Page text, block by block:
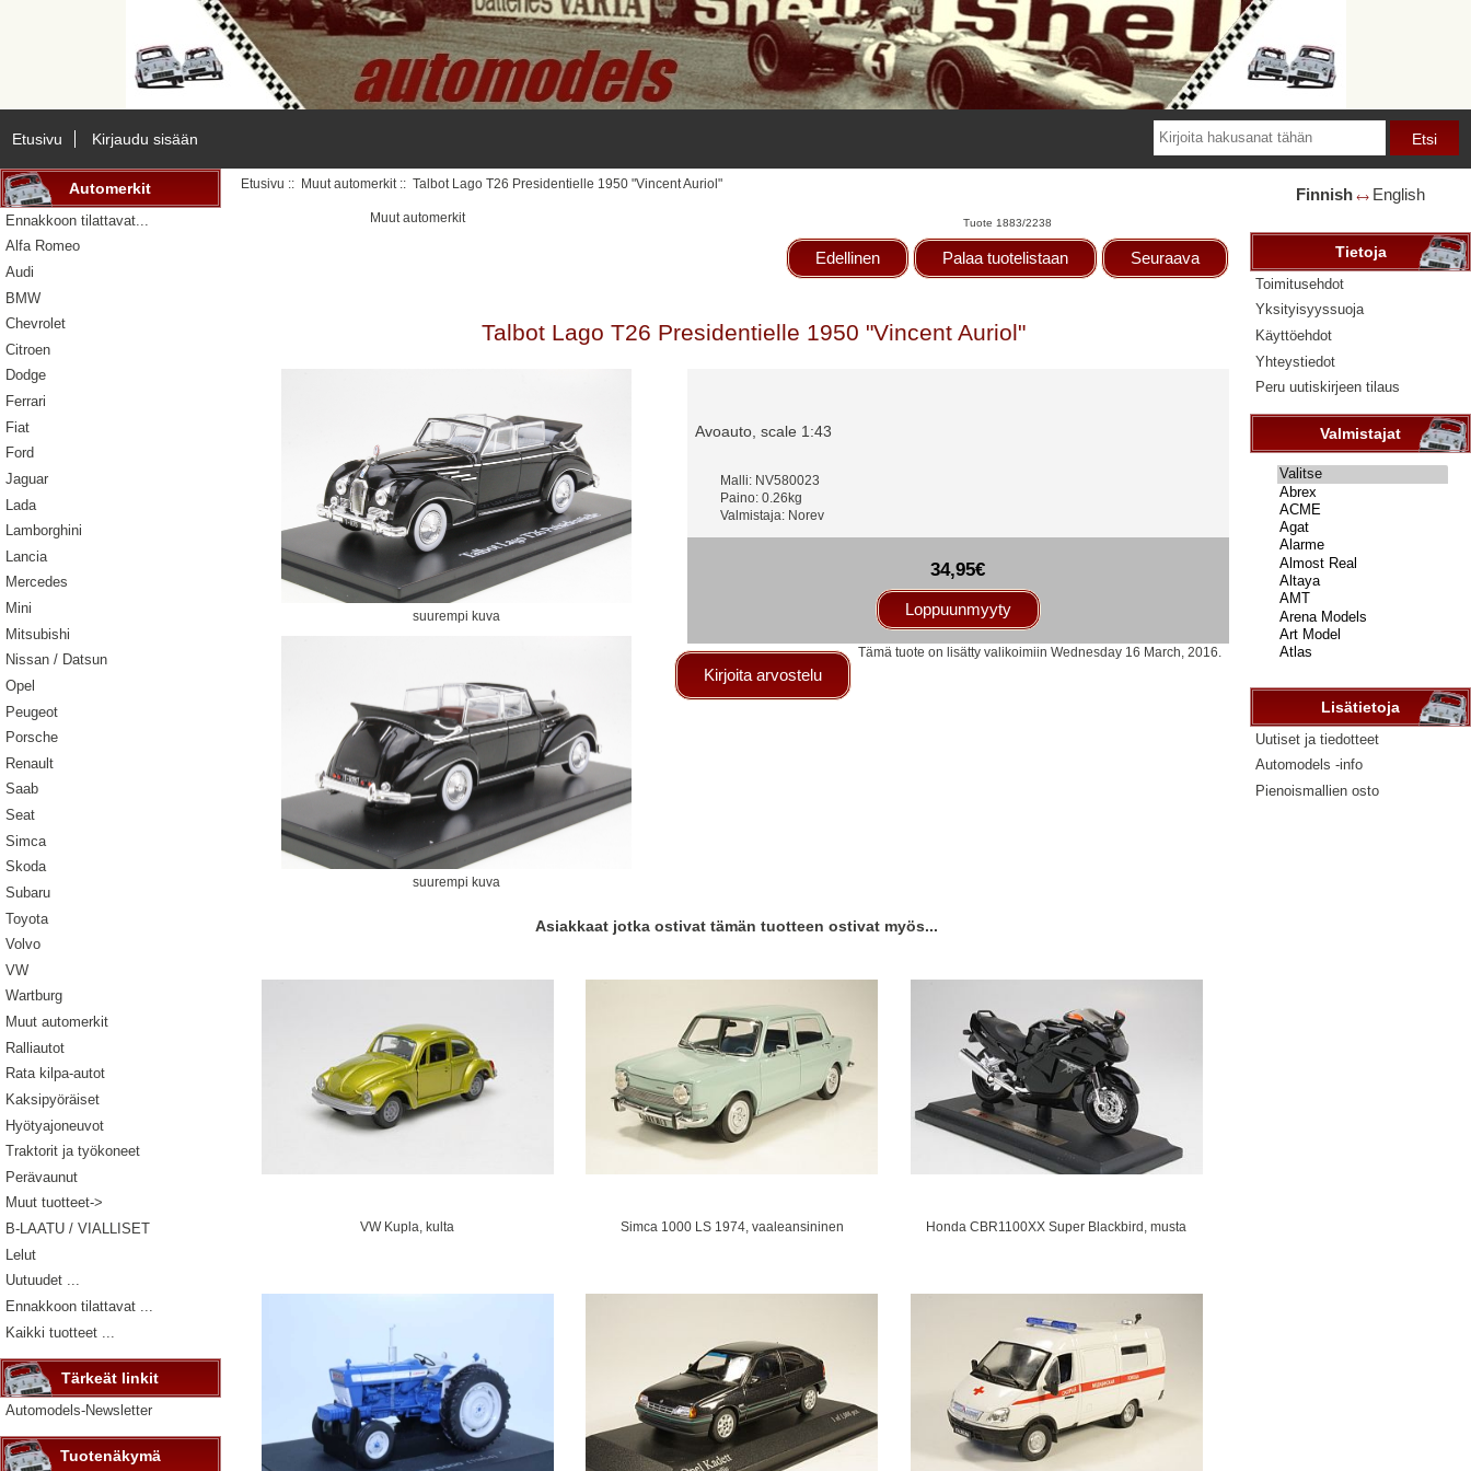
Etusivu Kirjaudu sisään
Automerkit
Ennakkoon tilattavat...
Alfa Romeo
Audi
BMW
Chevrolet
Citroen
Dodge
Ferrari
Fiat
Ford
Jaguar
Lada
Lamborghini
Lancia
Mercedes
Mini
Mitsubishi
Nissan / Datsun
Opel
Peugeot
Porsche
Renault
Saab
Seat
Simca
Skoda
Subaru
Toyota
Volvo
VW
Wartburg
Muut automerkit
Ralliautot
Rata kilpa-autot
Kaksipyöräiset
Hyötyajoneuvot
Traktorit ja työkoneet
Perävaunut
Muut tuotteet->
B-LAATU / VIALLISET
Lelut
Uutuudet ...
Ennakkoon tilattavat ...
Kaikki tuotteet ...
Tärkeät linkit
Automodels-Newsletter
Tuotenäkymä
Etusivu :: Muut automerkit :: Talbot Lago T26 Presidentielle 1950 "Vincent Auriol"
Muut automerkit Tuote 1883/2238
Edellinen Palaa tuotelistaan Seuraava
Talbot Lago T26 Presidentielle 1950 "Vincent Auriol"
suurempi kuva
suurempi kuva
Avoauto, scale 1:43
Malli: NV580023
Paino: 0.26kg
Valmistaja: Norev
34,95€
Loppuunmyyty
Kirjoita arvostelu
Tämä tuote on lisätty valikoimiin Wednesday 16 March, 2016.
Asiakkaat jotka ostivat tämän tuotteen ostivat myös...
VW Kupla, kulta Simca 1000 LS 1974, vaaleansininen Honda CBR1100XX Super Blackbird, musta
Finnish 🡘 English
Tietoja
Toimitusehdot
Yksityisyyssuoja
Käyttöehdot
Yhteystiedot
Peru uutiskirjeen tilaus
Valmistajat
Valitse
...
Lisätietoja
Uutiset ja tiedotteet
Automodels -info
Pienoismallien osto